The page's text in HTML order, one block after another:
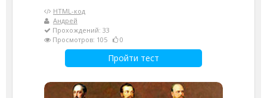
HTML-код
Андрей
Прохождений: 33
Просмотров: 105
0
Пройти тест